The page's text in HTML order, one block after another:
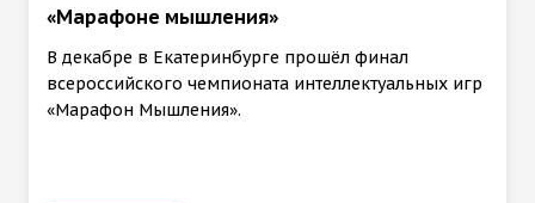
«Марафоне мышления»
В декабре в Екатеринбурге прошёл финал
всероссийского чемпионата интеллектуальных игр
«Марафон Мышления».